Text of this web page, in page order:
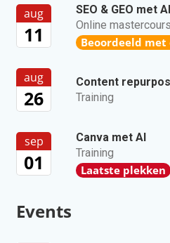
aug
11
SEO & GEO met AI
Online
Beoordeeld met
aug
26
Content
Training
sep
01
Canva met AI
Training
Laatste plekken
Events